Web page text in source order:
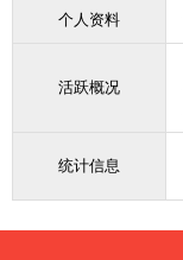
个人资料
活跃概况
统计信息